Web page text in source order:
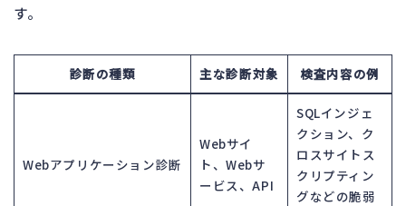
す。
診断の種類 主な診断対象 検査内容の例
Webアプリケーション診断
Webサイ
ト、Webサ
ービス、API
SQLインジェ
クション、ク
ロスサイトス
クリプティン
グなどの脆弱